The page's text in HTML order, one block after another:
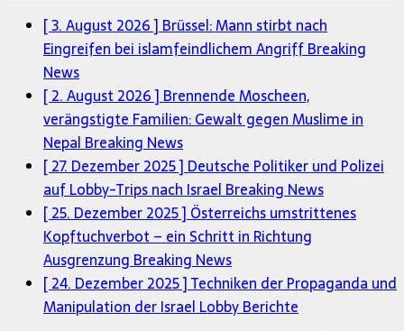
[ 3. August 2026 ] Brüssel: Mann stirbt nach
Eingreifen bei islamfeindlichem AngriffBreaking
News
[ 2. August 2026 ] Brennende Moscheen,
verängstigte Familien: Gewalt gegen Muslime in
Nepal Breaking News
[ 27. Dezember 2025 ] Deutsche Politiker und Polizei
auf Lobby-Trips nach Israel Breaking News
[ 25. Dezember 2025 ] Österreichs umstrittenes
Kopftuchverbot – ein Schritt in Richtung
Ausgrenzung Breaking News
[ 24. Dezember 2025 ]Techniken der Propaganda und
Manipulation der Israel LobbyBerichte